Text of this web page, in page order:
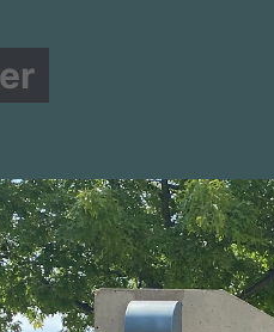
BERLIN WAHLKREIS